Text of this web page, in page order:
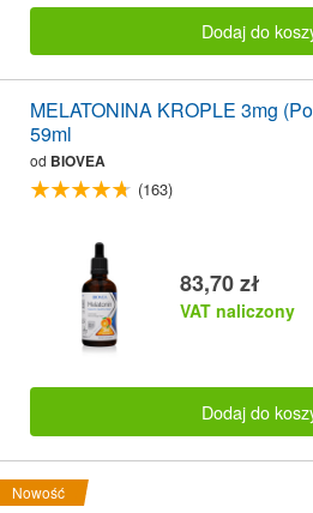
Dodaj do
MELATONINA KROPLE 3mg
59ml
od BIOVEA
(163)
83,70 zł
VAT naliczony
Dodaj do
Nowość